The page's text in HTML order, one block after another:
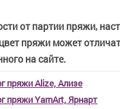
от партии пряжи,
пряжи может
на сайте.
пряжи Alize, Ализе
пряжи YarnArt, Ярнарт